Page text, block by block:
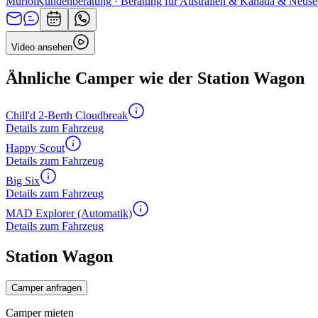
Video ansehen
Ähnliche Camper wie der Station Wagon
Chill'd 2-Berth Cloudbreak
Details zum Fahrzeug
Happy Scout
Details zum Fahrzeug
Big Six
Details zum Fahrzeug
MAD Explorer (Automatik)
Details zum Fahrzeug
Station Wagon
Camper anfragen
Camper mieten